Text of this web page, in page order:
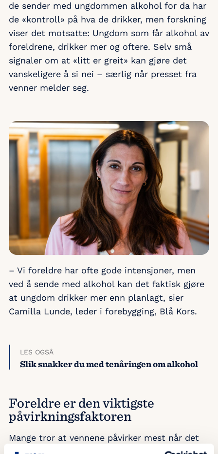
de sender med ungdommen alkohol for da har
de «kontroll» på hva de drikker, men forskning
viser det motsatte: Ungdom som får alkohol av
foreldrene, drikker mer og oftere. Selv små
signaler om at «litt er greit» kan gjøre det
vanskeligere å si nei – særlig når presset fra
venner melder seg.
– Vi foreldre har ofte gode intensjoner, men
ved å sende med alkohol kan det faktisk gjøre
at ungdom drikker mer enn planlagt, sier
Camilla Lunde, leder i forebygging, Blå Kors.
LES OGSÅ
Slik snakker du med tenåringen om alkohol
Foreldre er den viktigste
påvirkningsfaktoren
Mange tror at vennene påvirker mest når det
gjelder ungdom og alkohol, men forskning